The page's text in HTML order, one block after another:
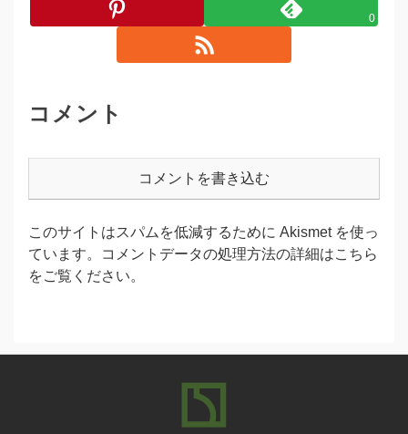
0
コメント
コメントを書き込む
このサイトはスパムを低減するために Akismet を使っ
ています。
コメントデータの処理方法の詳細はこちら
をご覧ください。